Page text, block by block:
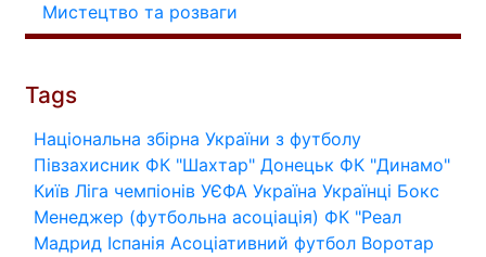
Мистецтво та розваги
Tags
Національна збірна України з футболу
Півзахисник ФК "Шахтар" Донецьк ФК "Динамо"
Київ Ліга чемпіонів УЄФА Україна Українці Бокс
Менеджер (футбольна асоціація) ФК "Реал
Мадрид Іспанія Асоціативний футбол Воротар